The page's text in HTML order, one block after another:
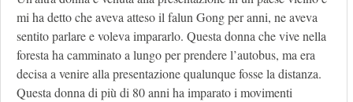
mi ha detto che aveva atteso il falun Gong per anni, ne aveva
sentito parlare e voleva impararlo. Questa donna che vive nella
foresta ha camminato a lungo per prendere l’autobus, ma era
decisa a venire alla presentazione qualunque fosse la distanza.
Questa donna di più di 80 anni ha imparato i movimenti